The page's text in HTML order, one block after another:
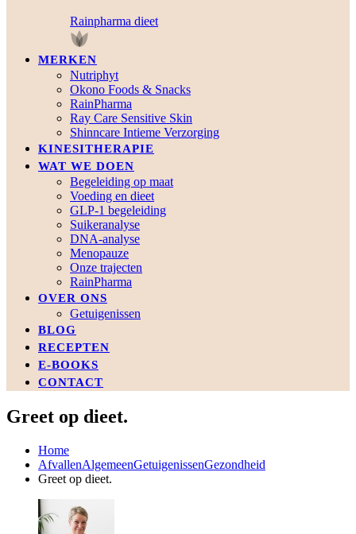
Rainpharma dieet
MERKEN
Nutriphyt
Okono Foods & Snacks
RainPharma
Ray Care Sensitive Skin
Shinncare Intieme Verzorging
KINESITHERAPIE
WAT WE DOEN
Begeleiding op maat
Voeding en dieet
GLP-1 begeleiding
Suikeranalyse
DNA-analyse
Menopauze
Onze trajecten
RainPharma
OVER ONS
Getuigenissen
BLOG
RECEPTEN
E-BOOKS
CONTACT
Greet op dieet.
Home
AfvallenAlgemeenGetuigenissenGezondheid
Greet op dieet.